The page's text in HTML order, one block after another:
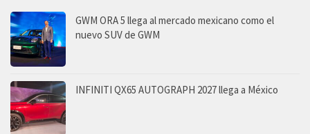
GWM ORA 5 llega al mercado mexicano como el
nuevo SUV de GWM
INFINITI QX65 AUTOGRAPH 2027 llega a México